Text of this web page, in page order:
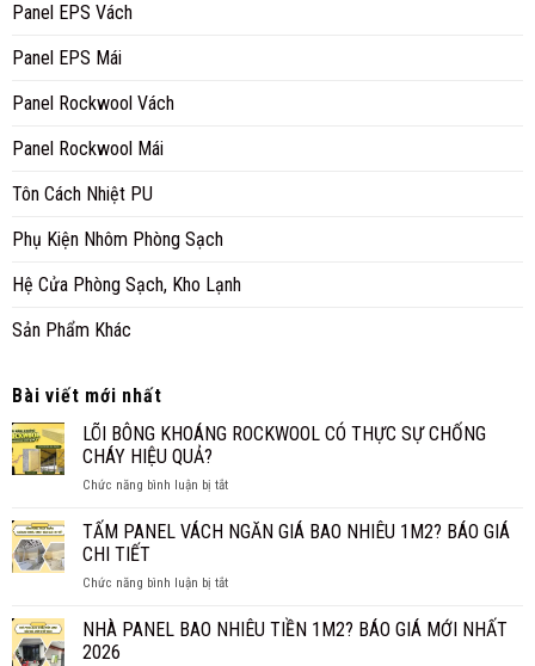
Panel EPS Vách
Panel EPS Mái
Panel Rockwool Vách
Panel Rockwool Mái
Tôn Cách Nhiệt PU
Phụ Kiện Nhôm Phòng Sạch
Hệ Cửa Phòng Sạch, Kho Lạnh
Sản Phẩm Khác
Bài viết mới nhất
LÕI BÔNG KHOÁNG ROCKWOOL CÓ THỰC SỰ CHỐNG
CHÁY HIỆU QUẢ?
Chức năng bình luận bị tắtở
BÔNG
CÓ
SỰ
TẤM PANEL VÁCH NGĂN GIÁ BAO NHIÊU 1M2? BÁO GIÁ
CHI TIẾT
Chức năng bình luận bị tắtở
PANEL
NHÀ PANEL BAO NHIÊU TIỀN 1M2? BÁO GIÁ MỚI NHẤT
2026